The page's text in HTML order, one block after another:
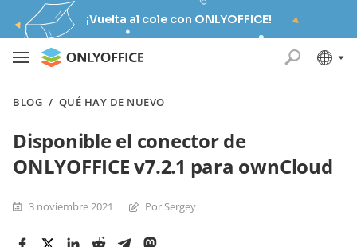
¡Vuelta al cole con ONLYOFFICE!
BLOG / QUÉ HAY DE NUEVO
Disponible el conector de
ONLYOFFICE v7.2.1 para ownCloud
3 noviembre 2021 Por Sergey